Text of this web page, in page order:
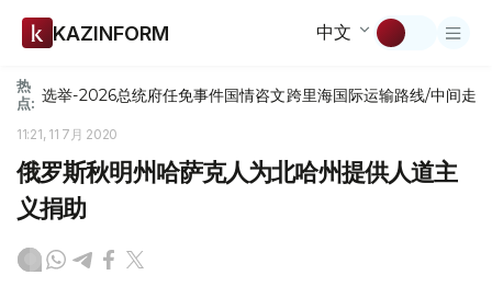
KAZINFORM 中文
热
点: 选举-2026总统府任免事件国情咨文跨里海国际运输路线/中间走廊
11:21, 11 7月 2020
俄罗斯秋明州哈萨克人为北哈州提供人道主
义捐助